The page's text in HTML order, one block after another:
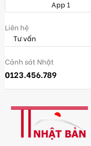
App 1
Liên hệ
Tư vấn
Cảnh sát Nhật
0123.456.789